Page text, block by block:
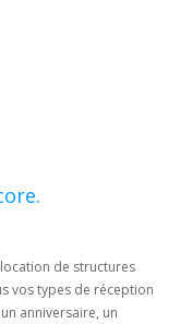
location de structures
vos types de réception
anniversaire, un